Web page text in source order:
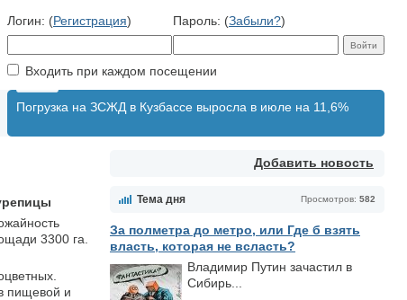
Логин: (Регистрация) Пароль: (Забыли?)
Входить при каждом посещении
Погрузка на ЗСЖД в Кузбассе выросла в июле на 11,6%
Добавить новость
Просмотров: 582
Тема дня
За полметра до метро, или Где б взять
власть, которая не всласть?
Владимир Путин зачастил в
Сибирь...
3300 га.
пищевой и